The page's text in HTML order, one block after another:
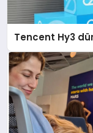
Tencent Hy3